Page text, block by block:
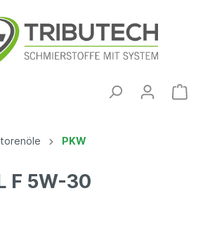
PKW
F 5W-30